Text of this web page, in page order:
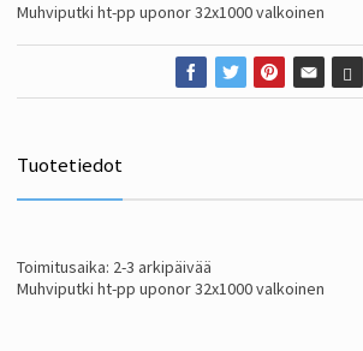
Muhviputki ht-pp uponor 32x1000 valkoinen
Tuotetiedot
Toimitusaika: 2-3 arkipäivää
Muhviputki ht-pp uponor 32x1000 valkoinen